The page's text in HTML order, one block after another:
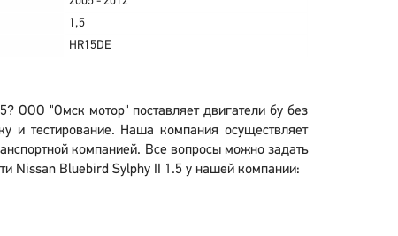
1,5
HR15DE
ООО "Омск мотор" поставляет двигатели бу без
и тестирование. Наша компания осуществляет
компанией. Все вопросы можно задать
Nissan Bluebird Sylphy II 1.5 у нашей компании: